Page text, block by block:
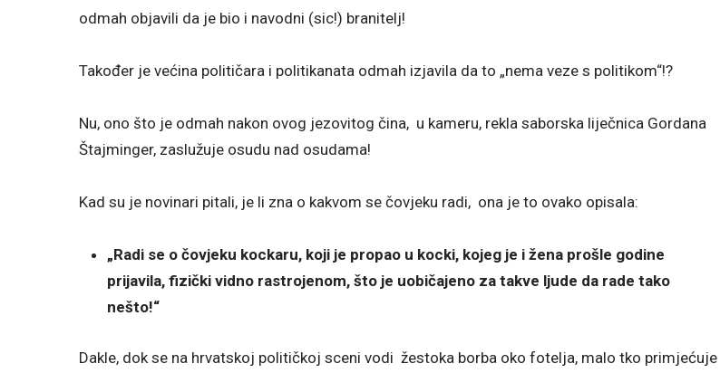
odmah objavili da je bio i navodni (sic!) branitelj!
Također je većina političara i politikanata odmah izjavila da to „nema veze s politikom“!?
Nu, ono što je odmah nakon ovog jezovitog čina, u kameru, rekla saborska liječnica Gordana
Štajminger, zaslužuje osudu nad osudama!
Kad su je novinari pitali, je li zna o kakvom se čovjeku radi, ona je to ovako opisala:
„Radi se o čovjeku kockaru, koji je propao u kocki, kojeg je i žena prošle godine
prijavila, fizički vidno rastrojenom, što je uobičajeno za takve ljude da rade tako
nešto!“
Dakle, dok se na hrvatskoj političkoj sceni vodi žestoka borba oko fotelja, malo tko primjećuje